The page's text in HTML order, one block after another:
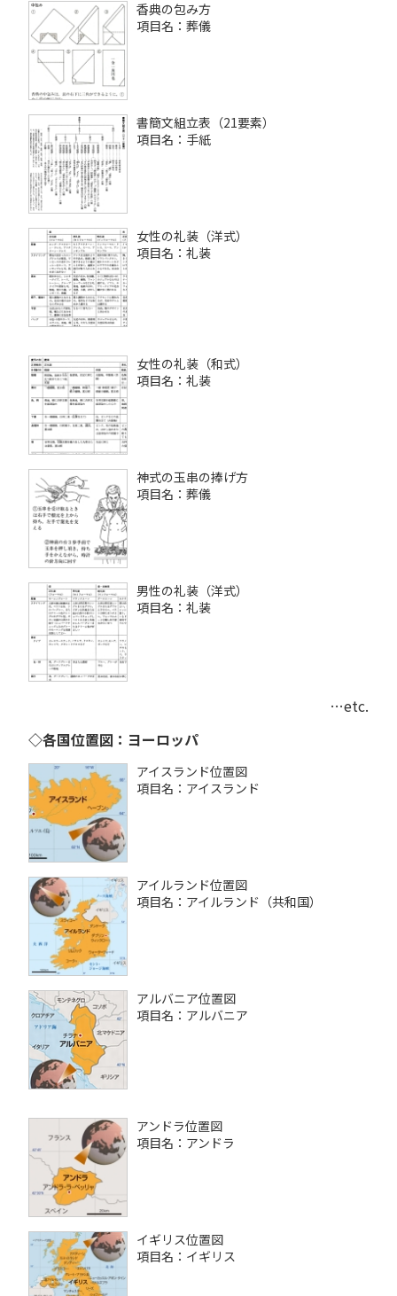
香典の包み方
項目名：葬儀
書簡文組立表（21要素）
項目名：手紙
女性の礼装（洋式）
項目名：礼装
女性の礼装（和式）
項目名：礼装
神式の玉串の捧げ方
項目名：葬儀
男性の礼装（洋式）
項目名：礼装
…etc.
◇各国位置図：ヨーロッパ
アイスランド位置図
項目名：アイスランド
アイルランド位置図
項目名：アイルランド（共和国）
アルバニア位置図
項目名：アルバニア
アンドラ位置図
項目名：アンドラ
イギリス位置図
項目名：イギリス